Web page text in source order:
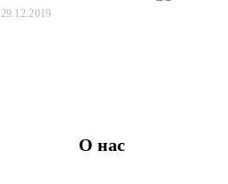
29.12.2019
О нас